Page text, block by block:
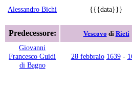
Alessandro Bichi
{{{data}}}
Predecessore: Vescovo di Rieti
Giovanni
Francesco Guidi
di Bagno
28 febbraio 1639-